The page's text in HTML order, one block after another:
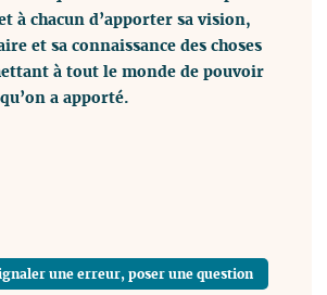
à chacun d’apporter sa vision,
et sa connaissance des choses
à tout le monde de pouvoir
a apporté.
une erreur, poser une question